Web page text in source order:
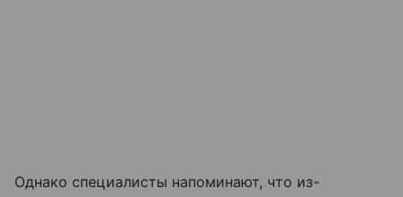
Однако специалисты напоминают, что из-